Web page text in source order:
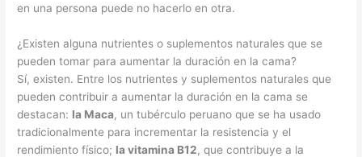
en una persona puede no hacerlo en otra.
¿Existen alguna nutrientes o suplementos naturales que se
pueden tomar para aumentar la duración en la cama?
Sí, existen. Entre los nutrientes y suplementos naturales que
pueden contribuir a aumentar la duración en la cama se
destacan: la Maca, un tubérculo peruano que se ha usado
tradicionalmente para incrementar la resistencia y el
rendimiento físico; la vitamina B12, que contribuye a la